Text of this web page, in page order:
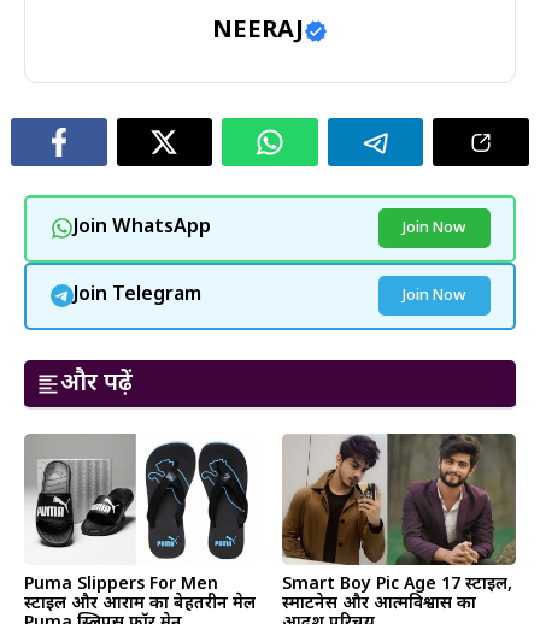
NEERAJ
Join WhatsApp Join Now
Join Telegram Join Now
और पढ़ें
Puma Slippers For Men
स्टाइल और आराम का बेहतरीन मेल
Smart Boy Pic Age 17 स्टाइल,
स्मार्टनेस और आत्मविश्वास का